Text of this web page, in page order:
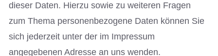
dieser Daten. Hierzu sowie zu weiteren Fragen
zum Thema personenbezogene Daten können Sie
sich jederzeit unter der im Impressum
angegebenen Adresse an uns wenden.